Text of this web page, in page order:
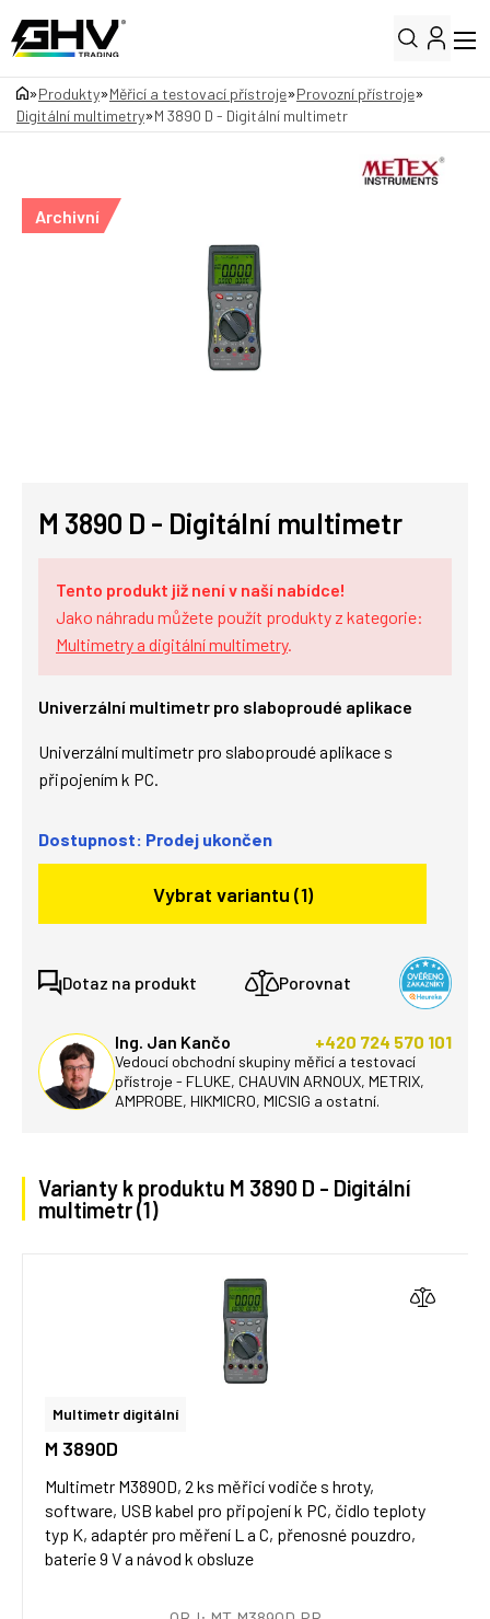
»Produkty»Měřicí a testovací přístroje»Provozní přístroje»
Digitální multimetry»M 3890 D - Digitální multimetr
Archivní
M 3890 D - Digitální multimetr
Tento produkt již není v naší nabídce!
Jako náhradu můžete použít produkty z kategorie:
Multimetry a digitální multimetry.
Univerzální multimetr pro slaboproudé aplikace
Univerzální multimetr pro slaboproudé aplikace s
připojením k PC.
Dostupnost: Prodej ukončen
Vybrat variantu (1)
Dotaz na produkt Porovnat
Ing. Jan Kančo +420 724 570 101
Vedoucí obchodní skupiny měřicí a testovací
přístroje - FLUKE, CHAUVIN ARNOUX, METRIX,
AMPROBE, HIKMICRO, MICSIG a ostatní.
Varianty k produktu M 3890 D - Digitální
multimetr (1)
Multimetr digitální
M 3890D
Multimetr M3890D, 2 ks měřicí vodiče s hroty,
software, USB kabel pro připojení k PC, čidlo teploty
typ K, adaptér pro měření L a C, přenosné pouzdro,
baterie 9 V a návod k obsluze